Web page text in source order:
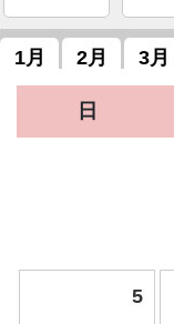
1月 2月 3月
日
5